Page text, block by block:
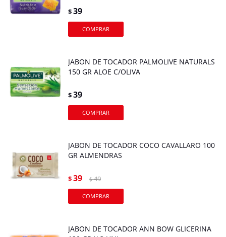
$39
JABON DE TOCADOR PALMOLIVE NATURALS
150 GR ALOE C/OLIVA
$39
JABON DE TOCADOR COCO CAVALLARO 100
GR ALMENDRAS
$39 $ 49
JABON DE TOCADOR ANN BOW GLICERINA